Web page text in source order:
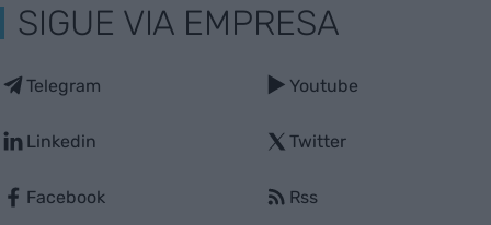
SIGUE VIA EMPRESA
Telegram
Linkedin
Facebook
Youtube
Twitter
Rss